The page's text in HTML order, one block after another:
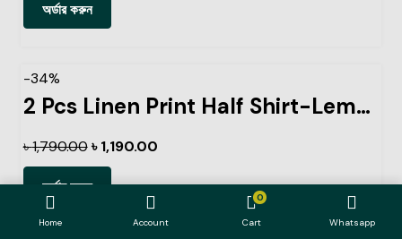
অর্ডার করুন
-34%
2 Pcs Linen Print Half Shirt-Lemon+Ash
৳1,790.00 ৳1,190.00
অর্ডার করুন
Home Account
0
Cart Whatsapp